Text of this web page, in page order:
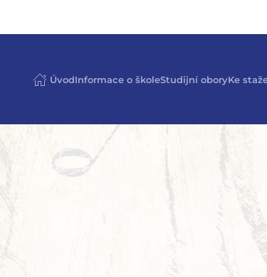
ÚvodInformace o školeStudijní oboryKe